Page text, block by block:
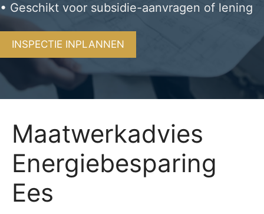
• Geschikt voor subsidie-aanvragen of lening
INSPECTIE INPLANNEN
Maatwerkadvies
Energiebesparing
Ees